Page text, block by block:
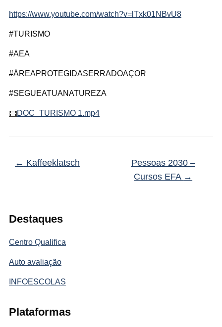
Destaques
Centro Qualifica
Auto avaliação
INFOESCOLAS
Plataformas
https://www.youtube.com/watch?v=lTxk01NBvU8
#TURISMO
#AEA
#ÁREAPROTEGIDASERRADOAÇOR
#SEGUEATUANATUREZA
DOC_TURISMO 1.mp4
← Kaffeeklatsch
Pessoas 2030 –
Cursos EFA →